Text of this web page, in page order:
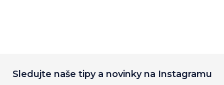
Sledujte naše tipy a novinky na Instagramu